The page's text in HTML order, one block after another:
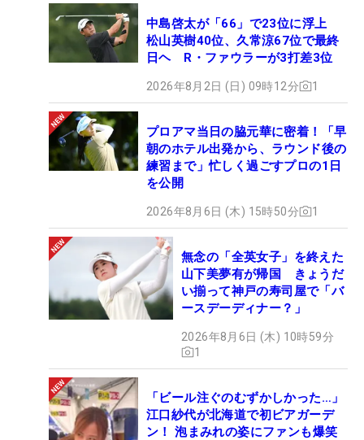
中島啓太が「66」で23位に浮上
松山英樹40位、久常涼67位で最終
日ヘ R・ファウラーが3打差3位
2026年8月2日 (日) 09時12分 1
プロアマ当日の脇元華に密着！「早
朝のホテル出発から、ラウンド後の
練習まで」忙しく過ごすプロの1日
を公開
2026年8月6日 (木) 15時50分 1
無念の「全英女子」を終えた
山下美夢有が帰国 きょうだ
い揃って神戸の寿司屋で「バ
ースデーディナー？」
2026年8月6日 (木) 10時59分
1
「ビール注ぐのむずかしかった…」
江口紗代が北海道で初ビアガーデ
ン！ 泡まみれの姿にファンも爆笑